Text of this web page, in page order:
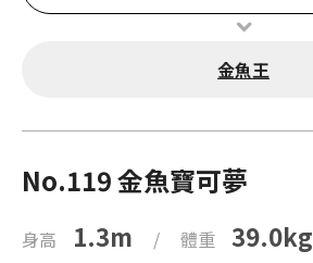
金魚王
No.119 金魚寶可夢
身高 1.3m / 體重 39.0kg